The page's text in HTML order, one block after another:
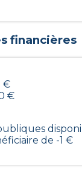
financières
€
€
de -1 €